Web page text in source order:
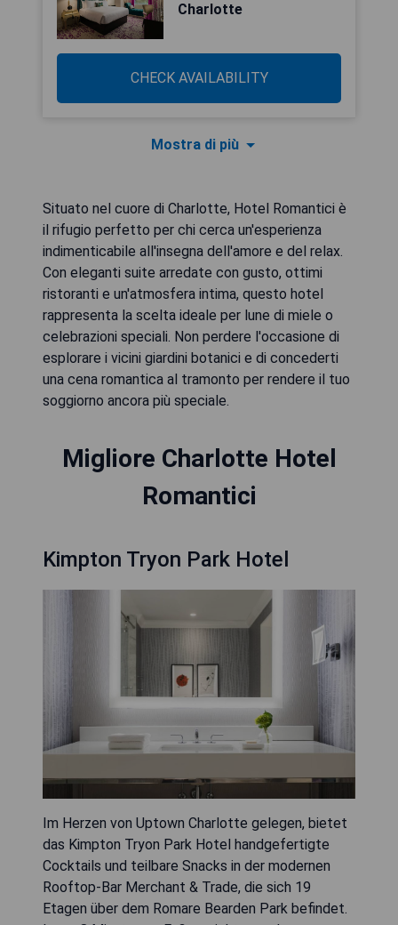
Charlotte
CHECK AVAILABILITY
Mostra di più
Situato nel cuore di Charlotte, Hotel Romantici è
il rifugio perfetto per chi cerca un'esperienza
indimenticabile all'insegna dell'amore e del relax.
Con eleganti suite arredate con gusto, ottimi
ristoranti e un'atmosfera intima, questo hotel
rappresenta la scelta ideale per lune di miele o
celebrazioni speciali. Non perdere l'occasione di
esplorare i vicini giardini botanici e di concederti
una cena romantica al tramonto per rendere il tuo
soggiorno ancora più speciale.
Migliore Charlotte Hotel
Romantici
Kimpton Tryon Park Hotel
Im Herzen von Uptown Charlotte gelegen, bietet
das Kimpton Tryon Park Hotel handgefertigte
Cocktails und teilbare Snacks in der modernen
Rooftop-Bar Merchant & Trade, die sich 19
Etagen über dem Romare Bearden Park befindet.